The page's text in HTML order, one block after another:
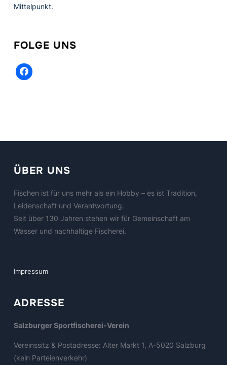
Mittelpunkt.
FOLGE UNS
facebook
ÜBER UNS
Fischen ist für uns mehr als ein Hobby – es ist Tradition,
Leidenschaft und Verantwortung.
Seit über 130 Jahren stehen wir für Gemeinschaft am
Wasser und nachhaltige Fischerei.
Impressum
ADRESSE
Salzburger Sportfischerei-Verein
Vereinssitz & Postadresse: Alter Markt 1, A-5020 Salzburg
(kein Parteienverkehr)